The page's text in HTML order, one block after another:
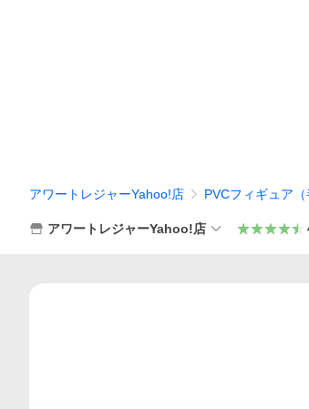
アワートレジャーYahoo!店 PVCフィギュア（
アワートレジャーYahoo!店